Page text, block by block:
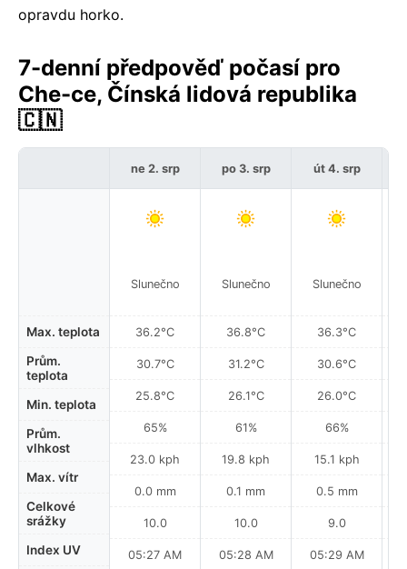
opravdu horko.
7-denní předpověď počasí pro
Che-ce, Čínská lidová republika
🇨🇳
Max. teplota
Prům.
teplota
Min. teplota
Prům.
vlhkost
Max. vítr
Celkové
srážky
Index UV
ne 2. srp
Slunečno
36.2°C
30.7°C
25.8°C
65%
23.0 kph
0.0 mm
10.0
05:27 AM
po 3. srp
Slunečno
36.8°C
31.2°C
26.1°C
61%
19.8 kph
0.1 mm
10.0
05:28 AM
út 4. srp
Slunečno
36.3°C
30.6°C
26.0°C
66%
15.1 kph
0.5 mm
9.0
05:29 AM